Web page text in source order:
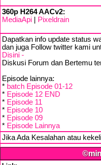
360p H264 AACv2:
MediaApi
Pixeldrain
Dapatkan info update status
dan juga Follow twitter kami
Disini -
Diskusi Forum dan Bertemu
Episode lainnya:
* batch Episode 01-12
* Episode 12 END
* Episode 11
* Episode 10
* Episode 09
* Episode Lainnya
Jika Ada Kesalahan atau